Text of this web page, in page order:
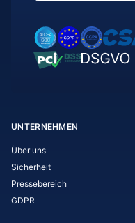
UNTERNEHMEN
Über uns
Sicherheit
Pressebereich
GDPR